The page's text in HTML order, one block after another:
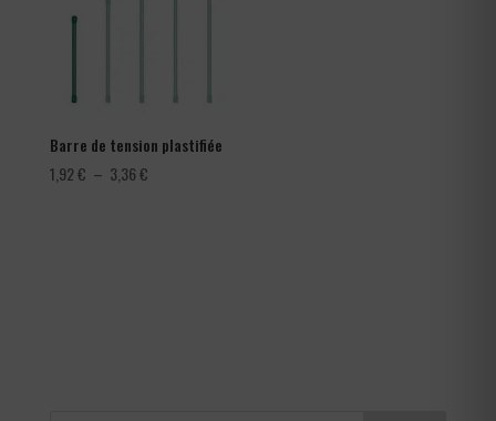
Barre de tension plastifiée
1,92€ – 3,36€Plage